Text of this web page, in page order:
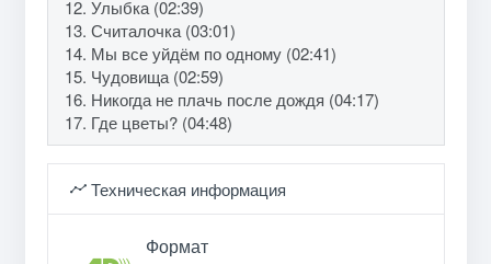
12. Улыбка (02:39)
13. Считалочка (03:01)
14. Мы все уйдём по одному (02:41)
15. Чудовища (02:59)
16. Никогда не плачь после дождя (04:17)
17. Где цветы? (04:48)
Техническая информация
Формат